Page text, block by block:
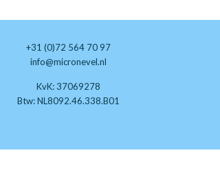
+31 (0)72 564 70 97
info@micronevel.nl
KvK: 37069278
Btw: NL8092.46.338.B01